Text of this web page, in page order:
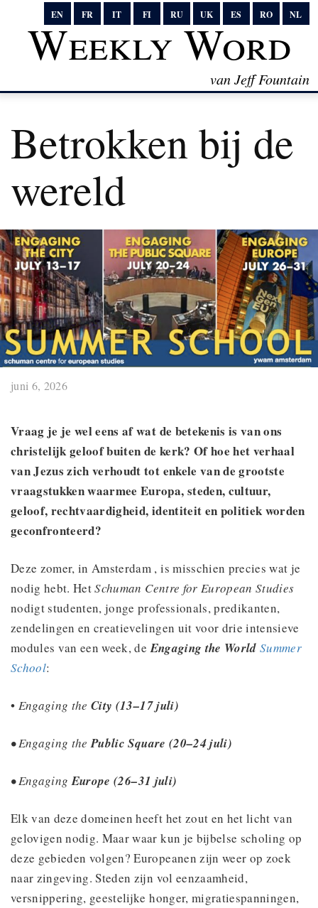
EN FR IT FI RU UK ES RO NL
Weekly Word
van Jeff Fountain
Betrokken bij de
wereld
juni 6, 2026
Vraag je je wel eens af wat de betekenis is van ons
christelijk geloof buiten de kerk? Of hoe het verhaal
van Jezus zich verhoudt tot enkele van de grootste
vraagstukken waarmee Europa, steden, cultuur,
geloof, rechtvaardigheid, identiteit en politiek worden
geconfronteerd?
Deze zomer, in Amsterdam , is misschien precies wat je
nodig hebt. HetSchuman Centre for European Studies
nodigt studenten, jonge professionals, predikanten,
zendelingen en creatievelingen uit voor drie intensieve
modules van een week, deEngaging the World Summer
School:
• Engaging theCity (13–17 juli)
• Engaging thePublic Square (20–24 juli)
• EngagingEurope(26–31 juli)
Elk van deze domeinen heeft het zout en het licht van
gelovigen nodig. Maar waar kun je bijbelse scholing op
deze gebieden volgen? Europeanen zijn weer op zoek
naar zingeving. Steden zijn vol eenzaamheid,
versnippering, geestelijke honger, migratiespanningen,